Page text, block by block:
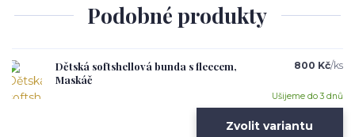
Podobné produkty
Dětská softshellová bunda s fleecem,
Maskáč
800 Kč/ks
Ušijeme do 3 dnů
Zvolit variantu